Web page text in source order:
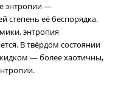
энтропии —
степень её беспорядка.
энтропия
В твёрдом состоянии
— более хаотичны,